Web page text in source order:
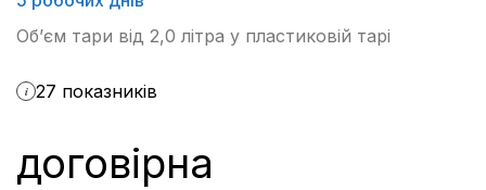
Об’єм тари від 2,0 літра у пластиковій тарі
27 показників
i
договірна